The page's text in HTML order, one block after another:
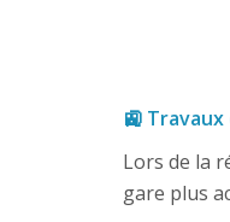
🚉
Lors de la
gare plus